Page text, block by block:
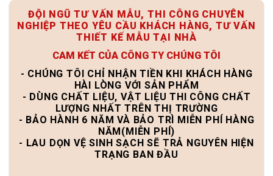
ĐỘI NGŨ TƯ VẤN MẪU, THI CÔNG CHUYÊN
NGHIỆP THEO YÊU CẦU KHÁCH HÀNG, TƯ VẤN
THIẾT KẾ MẪU TẠI NHÀ
CAM KẾT CỦA CÔNG TY CHÚNG TÔI
- CHÚNG TÔI CHỈ NHẬN TIỀN KHI KHÁCH HÀNG
HÀI LÒNG VỚI SẢN PHẨM
- DÙNG CHẤT LIỆU, VẬT LIỆU THI CÔNG CHẤT
LƯỢNG NHẤT TRÊN THỊ TRƯỜNG
- BẢO HÀNH 6 NĂM VÀ BẢO TRÌ MIỄN PHÍ HÀNG
NĂM(MIỄN PHÍ)
- LAU DỌN VỆ SINH SẠCH SẼ TRẢ NGUYÊN HIỆN
TRẠNG BAN ĐẦU